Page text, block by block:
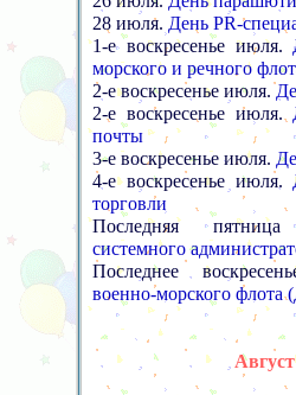
28 июля. День PR-
1-е воскресенье июля.
морского и речного
2-е воскресенье июля.
2-е воскресенье июля.
почты
3-е воскресенье июля.
4-е воскресенье июля.
торговли
Последняя
системного
Последнее
военно-морского
Август